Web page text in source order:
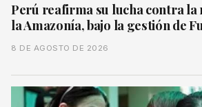
Perú reafirma su lucha contra
la Amazonía, bajo la gestión de
8 DE AGOSTO DE 2026